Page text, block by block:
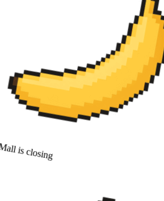
is closing